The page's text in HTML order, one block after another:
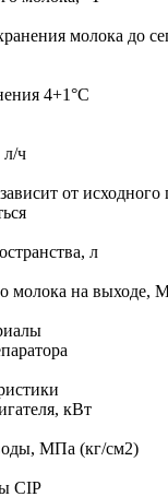
молока до
4+1°C
л/ч
от
л
молока на выходе,
кВт
МПа (кг/см2)
CIP